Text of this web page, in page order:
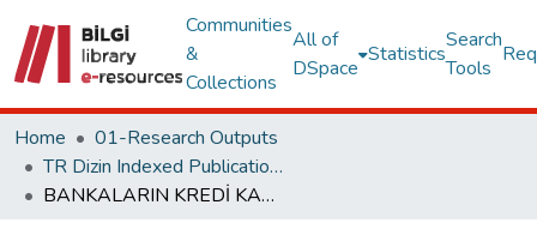
Communities
&
Collections
All of
DSpace
Statistics
Search
Tools
Home
01-Research Outputs
TR Dizin Indexed Publications
BANKALARIN KREDİ KARTI KULLANIMINI YAYGINLAŞTIRMADA UYGULADIKLARI SATIŞ GELİŞTİRME FAALİYETLERİ ÜZERİNE BİR ARAŞTIRMA